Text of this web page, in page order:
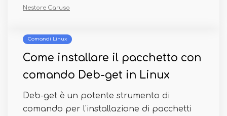
Nestore Caruso
Comandi Linux
Come installare il pacchetto con
comando Deb-get in Linux
Deb-get è un potente strumento di
comando per l'installazione di pacchetti